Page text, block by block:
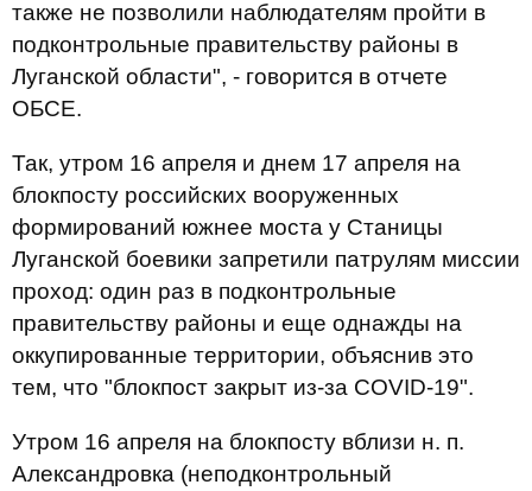
также не позволили наблюдателям пройти в
подконтрольные правительству районы в
Луганской области", - говорится в отчете
ОБСЕ.
Так, утром 16 апреля и днем ​​17 апреля на
блокпосту российских вооруженных
формирований южнее моста у Станицы
Луганской боевики запретили патрулям миссии
проход: один раз в подконтрольные
правительству районы и еще однажды на
оккупированные территории, объяснив это
тем, что "блокпост закрыт из-за COVID-19".
Утром 16 апреля на блокпосту вблизи н. п.
Александровка (неподконтрольный